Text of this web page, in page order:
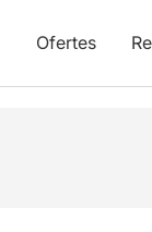
Ofertes